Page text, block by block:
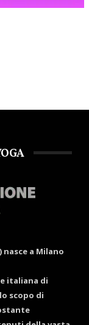
nasce a Milano
italiana di
scopo di